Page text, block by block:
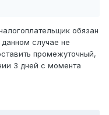
обязан
случае не
промежуточный,
3 дней с момента